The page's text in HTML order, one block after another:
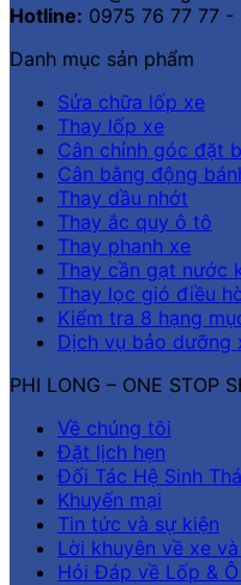
Hotline: 0975 76 77 77 -
Danh mục sản phẩm
Sửa chữa lốp xe
Thay lốp xe
Cân chỉnh góc đặt
Cân bằng động
Thay dầu nhớt
Thay ắc quy ô tô
Thay phanh xe
Thay cần gạt nước
Thay lọc gió điều
Kiểm tra 8 hạng
Dịch vụ bảo dưỡng
PHI LONG – ONE STOP
Về chúng tôi
Đặt lịch hẹn
Đối Tác Hệ Sinh
Khuyến mại
Tin tức và sự kiện
Lời khuyên về xe
Hỏi Đáp về Lốp &